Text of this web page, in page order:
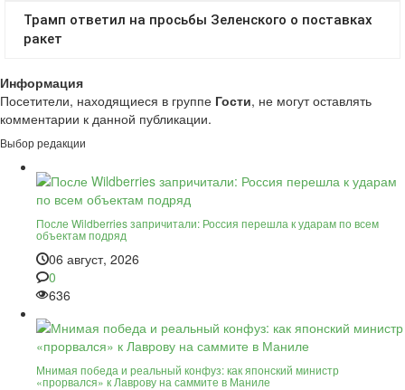
Информация
Посетители, находящиеся в группе Гости, не могут оставлять
комментарии к данной публикации.
Выбор редакции
После Wildberries запричитали: Россия перешла к ударам по всем
объектам подряд
06 август, 2026
0
636
Мнимая победа и реальный конфуз: как японский министр
«прорвался» к Лаврову на саммите в Маниле